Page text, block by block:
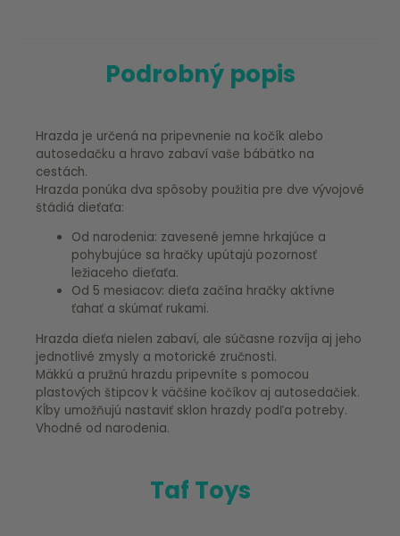
Podrobný popis
Hrazda je určená na pripevnenie na kočík alebo
autosedačku a hravo zabaví vaše bábätko na
cestách.
Hrazda ponúka dva spôsoby použitia pre dve vývojové
štádiá dieťaťa:
Od narodenia: zavesené jemne hrkajúce a
pohybujúce sa hračky upútajú pozornosť
ležiaceho dieťaťa.
Od 5 mesiacov: dieťa začína hračky aktívne
ťahať a skúmať rukami.
Hrazda dieťa nielen zabaví, ale súčasne rozvíja aj jeho
jednotlivé zmysly a motorické zručnosti.
Mäkkú a pružnú hrazdu pripevníte s pomocou
plastových štipcov k väčšine kočíkov aj autosedačiek.
Kĺby umožňujú nastaviť sklon hrazdy podľa potreby.
Vhodné od narodenia.
Taf Toys